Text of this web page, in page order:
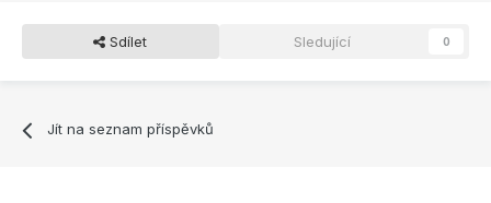
Sdílet Sledující 0
Jít na seznam příspěvků